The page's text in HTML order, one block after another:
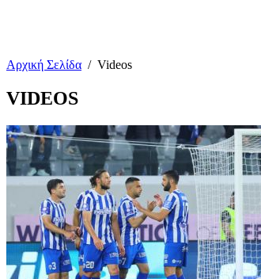
Αρχική Σελίδα / Videos
VIDEOS